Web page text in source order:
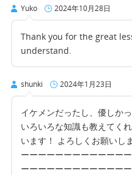
Yuko 2024年10月28日
Thank you for the great
understand.
shunki 2024年1月23日
イケメンだったし、優しか
いろいろな知識も教えてく
います！ よろしくお願いし
ーーーーーーーーーーーー
ーーーーーーーーーーーー